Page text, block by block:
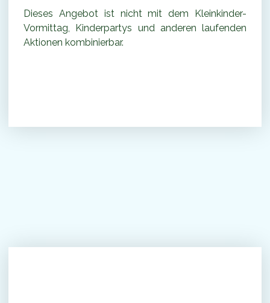
Dieses Angebot ist nicht mit dem Kleinkinder-
Vormittag, Kinderpartys und anderen laufenden
Aktionen kombinierbar.